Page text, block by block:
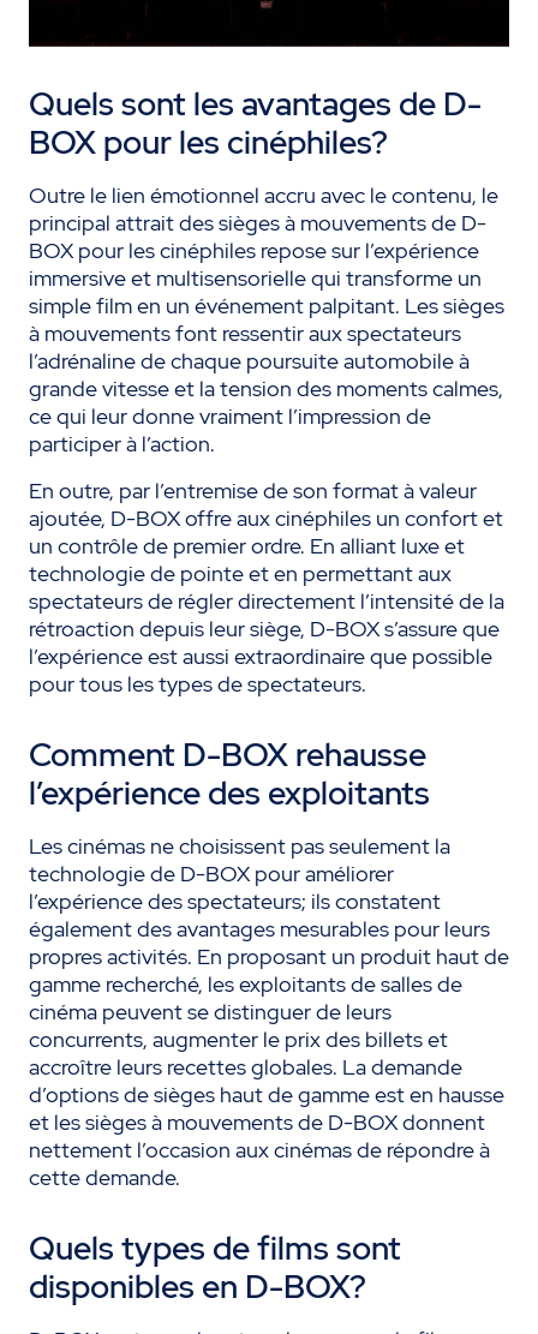
Quels sont les avantages de D-
BOX pour les cinéphiles?
Outre le lien émotionnel accru avec le contenu, le
principal attrait des sièges à mouvements de D-
BOX pour les cinéphiles repose sur l’expérience
immersive et multisensorielle qui transforme un
simple film en un événement palpitant. Les sièges
à mouvements font ressentir aux spectateurs
l’adrénaline de chaque poursuite automobile à
grande vitesse et la tension des moments calmes,
ce qui leur donne vraiment l’impression de
participer à l’action.
En outre, par l’entremise de son format à valeur
ajoutée, D-BOX offre aux cinéphiles un confort et
un contrôle de premier ordre. En alliant luxe et
technologie de pointe et en permettant aux
spectateurs de régler directement l’intensité de la
rétroaction depuis leur siège, D-BOX s’assure que
l’expérience est aussi extraordinaire que possible
pour tous les types de spectateurs.
Comment D-BOX rehausse
l’expérience des exploitants
Les cinémas ne choisissent pas seulement la
technologie de D-BOX pour améliorer
l’expérience des spectateurs; ils constatent
également des avantages mesurables pour leurs
propres activités. En proposant un produit haut de
gamme recherché, les exploitants de salles de
cinéma peuvent se distinguer de leurs
concurrents, augmenter le prix des billets et
accroître leurs recettes globales. La demande
d’options de sièges haut de gamme est en hausse
et les sièges à mouvements de D-BOX donnent
nettement l’occasion aux cinémas de répondre à
cette demande.
Quels types de films sont
disponibles en D-BOX?